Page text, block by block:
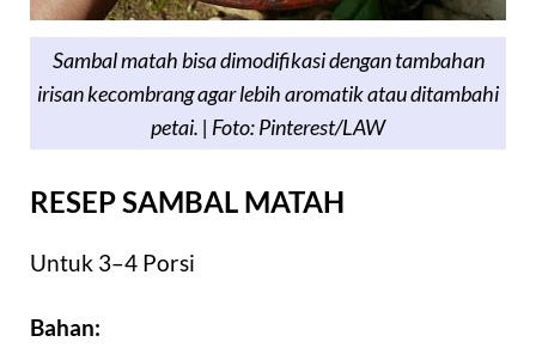
Sambal matah bisa dimodifikasi dengan tambahan
irisan kecombrang agar lebih aromatik atau ditambahi
petai. | Foto: Pinterest/LAW
RESEP SAMBAL MATAH
Untuk 3–4 Porsi
Bahan: